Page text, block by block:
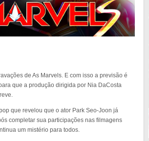
de As Marvels. E com isso a previsão é
que a produção dirigida por Nia DaCosta
que revelou que o ator Park Seo-Joon já
completar sua participações nas filmagens
um mistério para todos.